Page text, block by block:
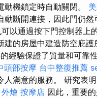
機鎖定時自動關閉。
斷開連接，因此門仍然
以通過按下門控制器上
的房屋中建造防空庇護
經驗保證了質量和可靠
頭部按摩 台中整復推薦
滿意的服務。 研究表
燴 按摩店 因此，重要